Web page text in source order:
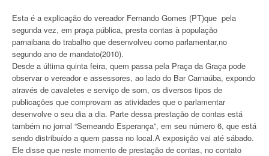
Esta é a explicação do vereador Fernando Gomes (PT)que pela
segunda vez, em praça pública, presta contas à população
parnaibana do trabalho que desenvolveu como parlamentar,no
segundo ano de mandato(2010).
Desde a última quinta feira, quem passa pela Praça da Graça pode
observar o vereador e assessores, ao lado do Bar Carnaúba, expondo
através de cavaletes e serviço de som, os diversos tipos de
publicações que comprovam as atividades que o parlamentar
desenvolve o seu dia a dia. Parte dessa prestação de contas está
também no jornal “Semeando Esperança”, em seu número 6, que está
sendo distribuído a quem passa no local.A exposição vai até sábado.
Ele disse que neste momento de prestação de contas, no contato